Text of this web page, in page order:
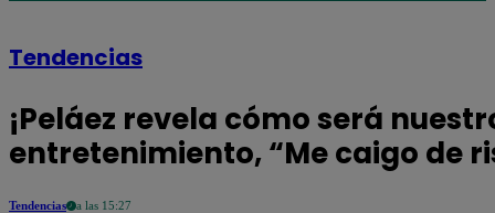
Tendencias
¡Peláez revela cómo será
entretenimiento, “Me caigo de
Tendencias a las 15:27